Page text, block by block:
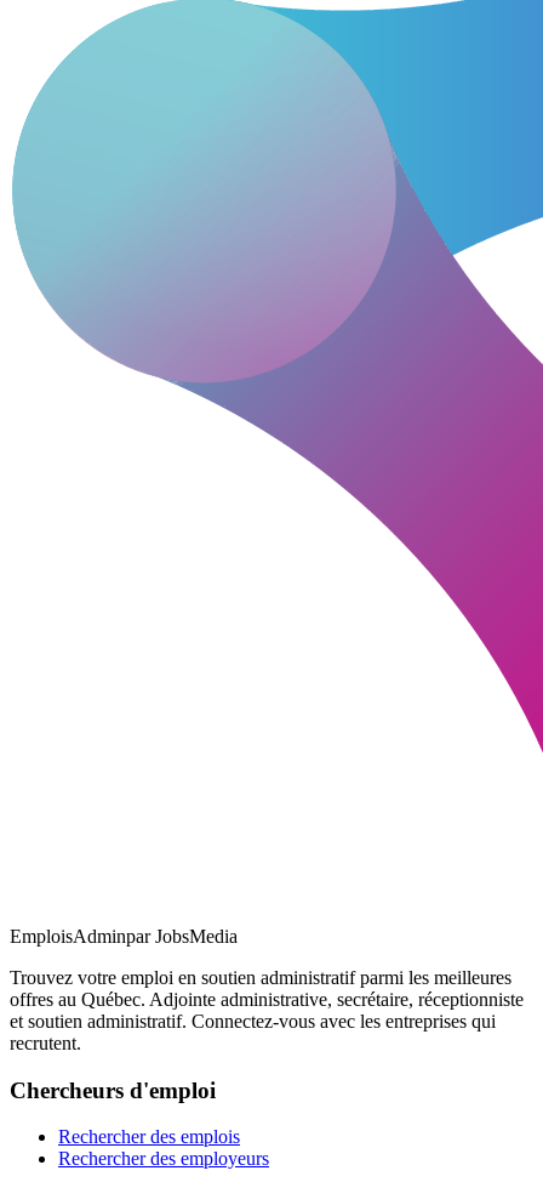
EmploisAdminpar JobsMedia
Trouvez votre emploi en soutien administratif parmi les meilleures
offres au Québec. Adjointe administrative, secrétaire, réceptionniste
et soutien administratif. Connectez-vous avec les entreprises qui
recrutent.
Chercheurs d'emploi
Rechercher des emplois
Rechercher des employeurs